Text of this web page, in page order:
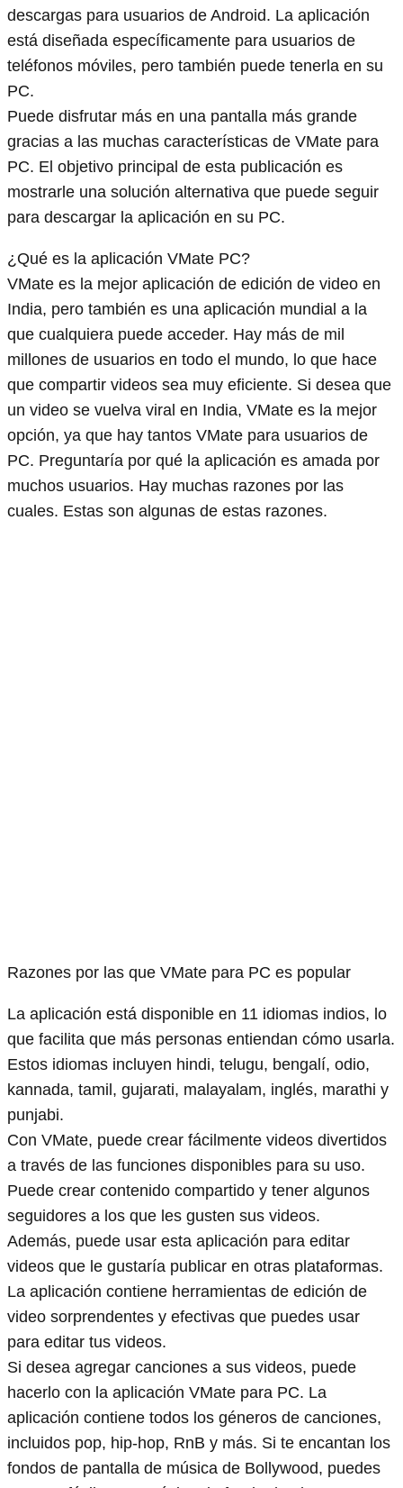
descargas para usuarios de Android. La aplicación
está diseñada específicamente para usuarios de
teléfonos móviles, pero también puede tenerla en su
PC.
Puede disfrutar más en una pantalla más grande
gracias a las muchas características de VMate para
PC. El objetivo principal de esta publicación es
mostrarle una solución alternativa que puede seguir
para descargar la aplicación en su PC.
¿Qué es la aplicación VMate PC?
VMate es la mejor aplicación de edición de video en
India, pero también es una aplicación mundial a la
que cualquiera puede acceder. Hay más de mil
millones de usuarios en todo el mundo, lo que hace
que compartir videos sea muy eficiente. Si desea que
un video se vuelva viral en India, VMate es la mejor
opción, ya que hay tantos VMate para usuarios de
PC. Preguntaría por qué la aplicación es amada por
muchos usuarios. Hay muchas razones por las
cuales. Estas son algunas de estas razones.
Razones por las que VMate para PC es popular
La aplicación está disponible en 11 idiomas indios, lo
que facilita que más personas entiendan cómo usarla.
Estos idiomas incluyen hindi, telugu, bengalí, odio,
kannada, tamil, gujarati, malayalam, inglés, marathi y
punjabi.
Con VMate, puede crear fácilmente videos divertidos
a través de las funciones disponibles para su uso.
Puede crear contenido compartido y tener algunos
seguidores a los que les gusten sus videos.
Además, puede usar esta aplicación para editar
videos que le gustaría publicar en otras plataformas.
La aplicación contiene herramientas de edición de
video sorprendentes y efectivas que puedes usar
para editar tus videos.
Si desea agregar canciones a sus videos, puede
hacerlo con la aplicación VMate para PC. La
aplicación contiene todos los géneros de canciones,
incluidos pop, hip-hop, RnB y más. Si te encantan los
fondos de pantalla de música de Bollywood, puedes